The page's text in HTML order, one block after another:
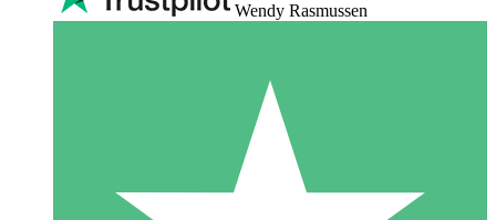
Wendy Rasmussen